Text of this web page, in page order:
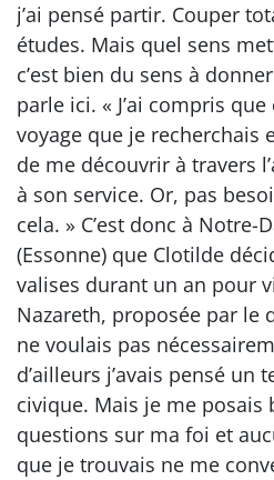
j’ai pensé partir. Couper
études. Mais quel sens
c’est bien du sens à
parle ici. « J’ai compris que
voyage que je recherchais
de me découvrir à travers
à son service. Or, pas
cela. » C’est donc à Notre-
(Essonne) que Clotilde
valises durant un an pour
Nazareth, proposée par le
ne voulais pas
d’ailleurs j’avais pensé un
civique. Mais je me posais
questions sur ma foi et
que je trouvais ne me